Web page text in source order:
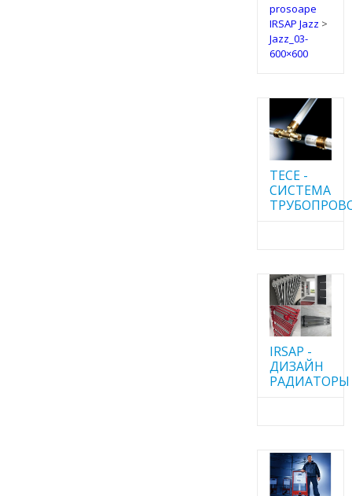
prosoape
IRSAP Jazz >
Jazz_03-
600×600
TECE -
CИСТЕМА
IRSAP -
ДИЗАЙН
РАДИАТОРЫ